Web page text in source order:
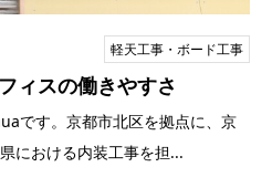
軽天工事・ボード工事
ィスの働きやすさ
です。京都市北区を拠点に、京
における内装工事を担...